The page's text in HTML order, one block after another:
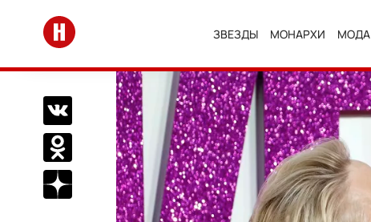
Перейти на главную
ЗВЕЗДЫ МОНАРХИ МОДА
Поделиться Вконтакте
Поделиться в Одноклассниках
Подписаться на нас в Дзен